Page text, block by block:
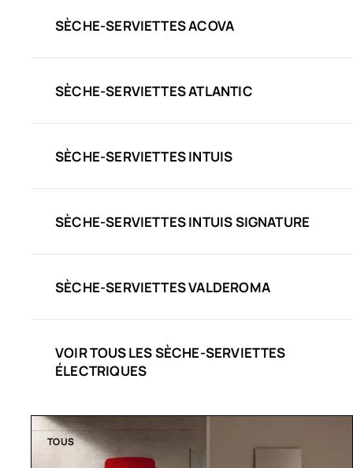
SÈCHE-SERVIETTES ACOVA
SÈCHE-SERVIETTES ATLANTIC
SÈCHE-SERVIETTES INTUIS
SÈCHE-SERVIETTES INTUIS SIGNATURE
SÈCHE-SERVIETTES VALDEROMA
VOIR TOUS LES SÈCHE-SERVIETTES
ÉLECTRIQUES